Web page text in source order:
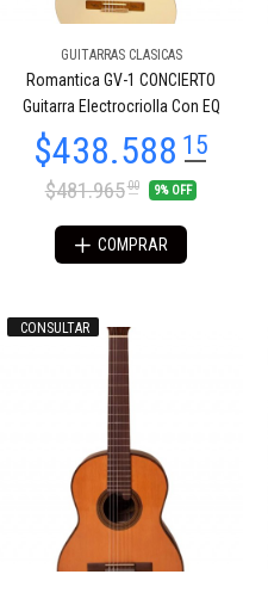
GUITARRAS CLASICAS
Romantica GV-1 CONCIERTO
Guitarra Electrocriolla Con EQ
$481.96500 9% OFF
COMPRAR
CONSULTAR